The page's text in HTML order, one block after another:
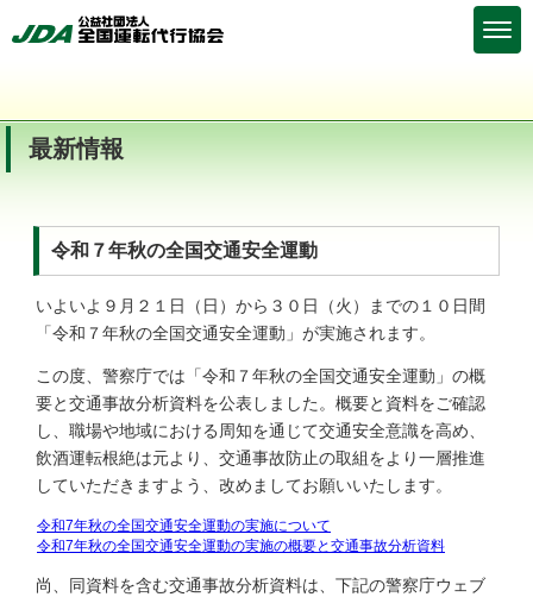
最新情報
令和７年秋の全国交通安全運動
いよいよ９月２１日（日）から３０日（火）までの１０日間
「令和７年秋の全国交通安全運動」が実施されます。
この度、警察庁では「令和７年秋の全国交通安全運動」の概
要と交通事故分析資料を公表しました。概要と資料をご確認
し、職場や地域における周知を通じて交通安全意識を高め、
飲酒運転根絶は元より、交通事故防止の取組をより一層推進
していただきますよう、改めましてお願いいたします。
令和7年秋の全国交通安全運動の実施について
令和7年秋の全国交通安全運動の実施の概要と交通事故分析資料
尚、同資料を含む交通事故分析資料は、下記の警察庁ウェブ